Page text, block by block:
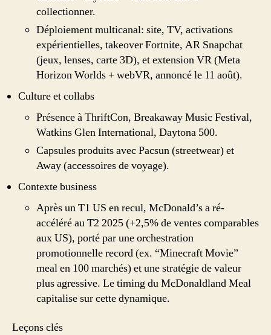
collectionner.
Déploiement multicanal: site, TV, activations
expérientielles, takeover Fortnite, AR Snapchat
(jeux, lenses, carte 3D), et extension VR (Meta
Horizon Worlds + webVR, annoncé le 11 août).
Culture et collabs
Présence à ThriftCon, Breakaway Music Festival,
Watkins Glen International, Daytona 500.
Capsules produits avec Pacsun (streetwear) et
Away (accessoires de voyage).
Contexte business
Après un T1 US en recul, McDonald’s a ré-
accéléré au T2 2025 (+2,5% de ventes comparables
aux US), porté par une orchestration
promotionnelle record (ex. “Minecraft Movie”
meal en 100 marchés) et une stratégie de valeur
plus agressive. Le timing du McDonaldland Meal
capitalise sur cette dynamique.
Leçons clés